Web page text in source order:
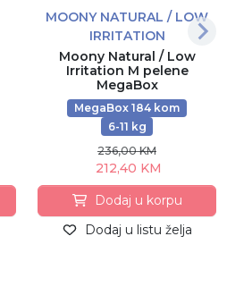
MOONY NATURAL / LOW
IRRITATION
Moony Natural / Low
Irritation M pelene
MegaBox
MegaBox 184 kom
6-11 kg
236,00 KM
212,40 KM
Dodaj u korpu
Dodaj u listu želja